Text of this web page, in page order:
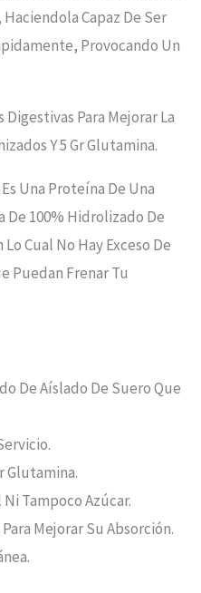
Capaz De Ser
Provocando Un
Digestivas Para Mejorar La
Y 5 Gr Glutamina.
Es Una Proteína De Una
De 100% Hidrolizado De
Cual No Hay Exceso De
Puedan Frenar Tu
De Aíslado De Suero Que
Glutamina.
Tampoco Azúcar.
Mejorar Su Absorción.